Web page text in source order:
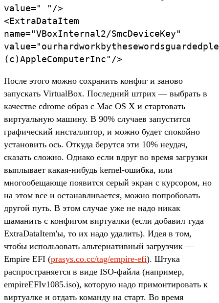
value=" "/>
<ExtraDataItem
name="VBoxInternal2/SmcDeviceKey"
(c)AppleComputerInc"/>
После этого можно сохранить конфиг и заново
запускать VirtualBox. Последний штрих — выбрать в
качестве cdrome образ с Mac OS X и стартовать
виртуальную машину. В 90% случаев запустится
графический инсталлятор, и можно будет спокойно
установить ось. Откуда берутся эти 10% неудач,
сказать сложно. Однако если вдруг во время загрузки
выплывает какая-нибудь kernel-ошибка, или
многообещающе появится серый экран с курсором, но
на этом все и останавливается, можно попробовать
другой путь. В этом случае уже не надо никак
шаманить с конфигом виртуалки (если добавил туда
ExtraDataItem'ы, то их надо удалить). Идея в том,
чтобы использовать альтернативный загрузчик —
Empire EFI (prasys.co.cc/tag/empire-efi). Штука
распространяется в виде ISO-файла (например,
empireEFIv1085.iso), которую надо примонтировать к
виртуалке и отдать команду на старт. Во время